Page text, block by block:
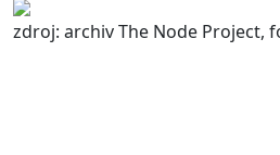
zdroj: archiv The Node Project,